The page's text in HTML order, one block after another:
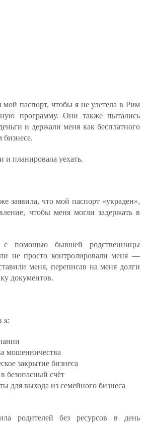
паспорт, чтобы я не улетела в Рим
программу. Они также пытались
и держали меня как бесплатного
бизнесе.
и планировала уехать.
заявила, что мой паспорт «украден»,
чтобы меня могли задержать в
помощью бывшей родственницы
не просто контролировали меня —
меня, переписав на меня долги
документов.
я:
мошенничества
закрытие бизнеса
безопасный счёт
для выхода из семейного бизнеса
родителей без ресурсов в день